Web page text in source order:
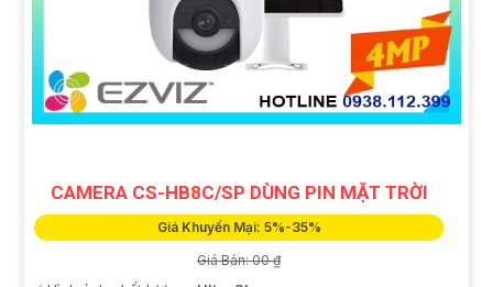
CAMERA CS-HB8C/SP DÙNG PIN MẶT TRỜI
Giá Khuyến Mại: 5%-35%
Giá Bán: 00 ₫